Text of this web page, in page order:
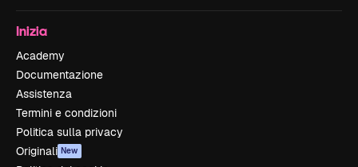
Inizia
Academy
Documentazione
Assistenza
Termini e condizioni
Politica sulla privacy
Originali New